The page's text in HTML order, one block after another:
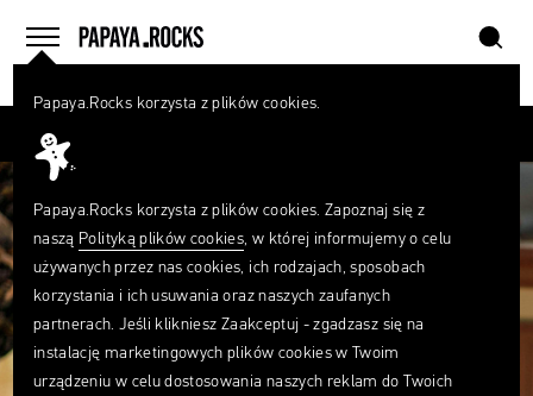
menu
home szukaj
Papaya.Rocks korzysta z plików cookies.
Papaya.Rocks korzysta z plików cookies. Zapoznaj się z
naszą Polityką plików cookies, w której informujemy o celu
używanych przez nas cookies, ich rodzajach, sposobach
korzystania i ich usuwania oraz naszych zaufanych
partnerach. Jeśli klikniesz Zaakceptuj - zgadzasz się na
instalację marketingowych plików cookies w Twoim
urządzeniu w celu dostosowania naszych reklam do Twoich
Czego
szukasz?